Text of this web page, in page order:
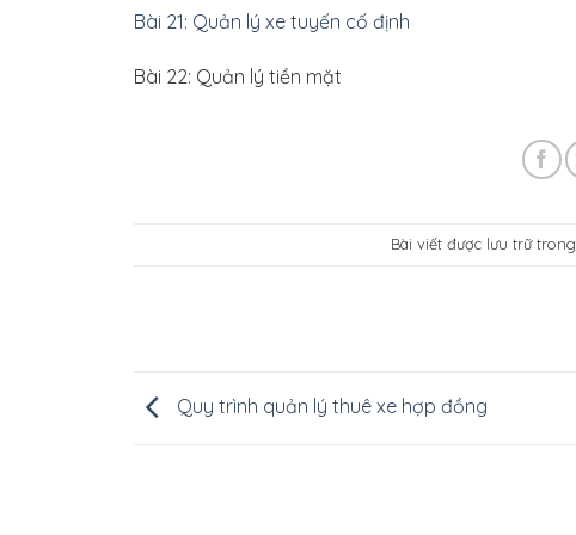
Bài 21: Quản lý xe tuyến cố định
Bài 22: Quản lý tiền mặt
Bài viết được lưu trữ trong
Quy trình quản lý thuê xe hợp đồng